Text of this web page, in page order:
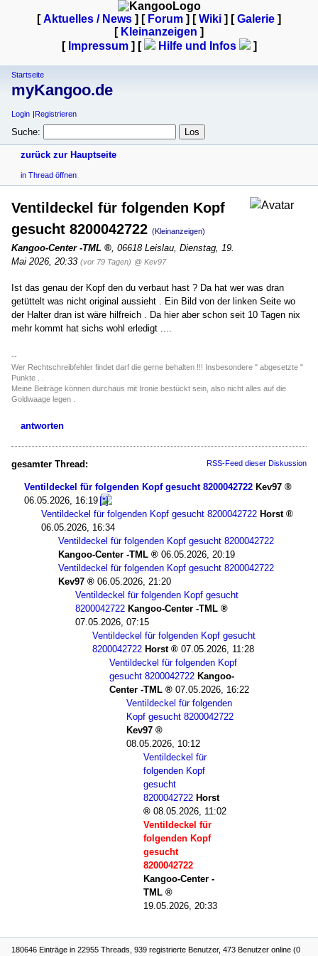
[Aktuelles / News ] [ Forum ] [Wiki ] [Galerie ]
[ Kleinanzeigen ]
[ Impressum] [ Hilfe und Infos ]
Startseite
myKangoo.de
Login Registrieren
Suche:
zurück zur Hauptseite
in Thread öffnen
Ventildeckel für folgenden Kopf
gesucht 8200042722 (Kleinanzeigen)
Kangoo-Center -TML 06618 Leislau Dienstag, 19.
Mai 2026, 20:33 (vor 79 Tagen) @ Kev97
Ist das genau der Kopf den du verbaut hast ? Da hat wer was dran
getüttelt was nicht original aussieht . Ein Bild von der linken Seite wo
der Halter dran ist wäre hilfreich . Da hier aber schon seit 10 Tagen nix
mehr kommt hat sichs wohl erledigt ....
--
Wer Rechtschreibfehler findet darf die gerne behalten !!! Insbesondere " abgesetzte "
Punkte . .
Meine Beiträge können durchaus mit Ironie bestückt sein, also nicht alles auf die
Goldwaage legen .
antworten
gesamter Thread: RSS-Feed dieser Diskussion
Ventildeckel für folgenden Kopf gesucht 8200042722 Kev97
06.05.2026, 16:19
Ventildeckel für folgenden Kopf gesucht 8200042722 Horst
06.05.2026, 16:34
Ventildeckel für folgenden Kopf gesucht 8200042722
Kangoo-Center -TML
06.05.2026, 20:19
Ventildeckel für folgenden Kopf gesucht 8200042722
Kev97
06.05.2026, 21:20
Ventildeckel für folgenden Kopf gesucht
8200042722 Kangoo-Center -TML
07.05.2026, 07:15
Ventildeckel für folgenden Kopf gesucht
8200042722 Horst
07.05.2026, 11:28
Ventildeckel für folgenden Kopf
gesucht 8200042722 Kangoo-
Center -TML
07.05.2026, 16:22
Ventildeckel für folgenden
Kopf gesucht 8200042722
Kev97
08.05.2026, 10:12
Ventildeckel für
folgenden Kopf
gesucht
8200042722 Horst
08.05.2026, 11:02
Ventildeckel für
folgenden Kopf
gesucht
8200042722
Kangoo-Center -
TML
19.05.2026, 20:33
180646 Einträge in 22955 Threads, 939 registrierte Benutzer, 473 Benutzer online (0